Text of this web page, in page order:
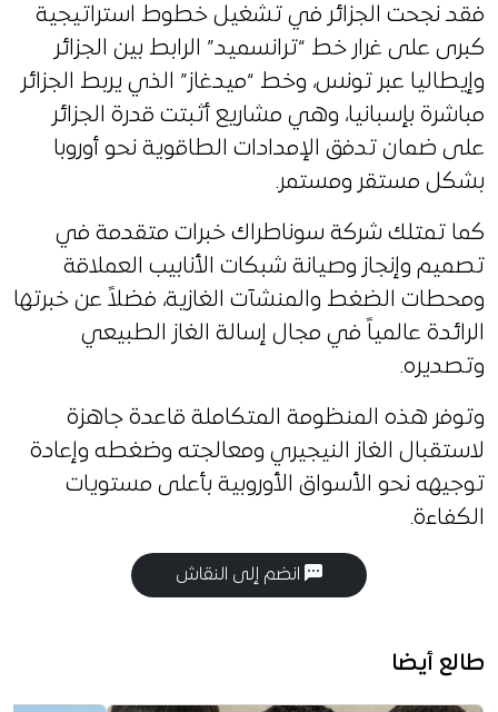
فقد نجحت الجزائر في تشغيل خطوط استراتيجية
كبرى على غرار خط “ترانسميد” الرابط بين الجزائر
وإيطاليا عبر تونس، وخط “ميدغاز” الذي يربط الجزائر
مباشرة بإسبانيا، وهي مشاريع أثبتت قدرة الجزائر
على ضمان تدفق الإمدادات الطاقوية نحو أوروبا
بشكل مستقر ومستمر.
كما تمتلك شركة سوناطراك خبرات متقدمة في
تصميم وإنجاز وصيانة شبكات الأنابيب العملاقة
ومحطات الضغط والمنشآت الغازية، فضلاً عن خبرتها
الرائدة عالمياً في مجال إسالة الغاز الطبيعي
وتصديره.
وتوفر هذه المنظومة المتكاملة قاعدة جاهزة
لاستقبال الغاز النيجيري ومعالجته وضغطه وإعادة
توجيهه نحو الأسواق الأوروبية بأعلى مستويات
الكفاءة.
انضم إلى النقاش
طالع أيضا